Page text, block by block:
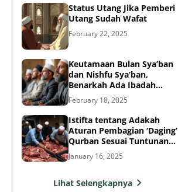
Status Utang Jika Pemberi
Utang Sudah Wafat
February 22, 2025
Keutamaan Bulan Sya’ban
dan Nishfu Sya’ban,
Benarkah Ada Ibadah
Khusus?
February 18, 2025
Istifta tentang Adakah
Aturan Pembagian ‘Daging’
Qurban Sesuai Tuntunan
Rasulullah?
January 16, 2025
Lihat Selengkapnya